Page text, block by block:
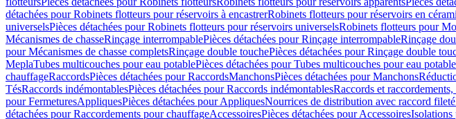
détachées pour Robinets flotteurs pour réservoirs à encastrerRobinets flotteurs pour réservoirs en
universelsPièces détachées pour Robinets flotteurs pour réservoirs universelsRobinets flotteurs pour
Mécanismes de chasseRinçage interrompablePièces détachées pour Rinçage interrompableRinçage
pour Mécanismes de chasse completsRinçage double touchePièces détachées pour Rinçage double
MeplaTubes multicouches pour eau potablePièces détachées pour Tubes multicouches pour eau potable
chauffageRaccordsPièces détachées pour RaccordsManchonsPièces détachées pour Manchons
TésRaccords indémontablesPièces détachées pour Raccords indémontablesRaccords et
pour FermeturesAppliquesPièces détachées pour AppliquesNourrices de distribution avec raccord fileté
détachées pour Raccordements pour chauffageAccessoiresPièces détachées pour AccessoiresIsolations